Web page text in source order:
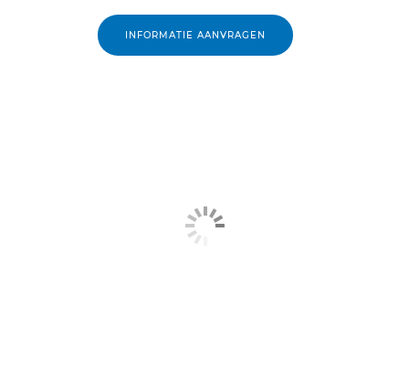
INFORMATIE AANVRAGEN